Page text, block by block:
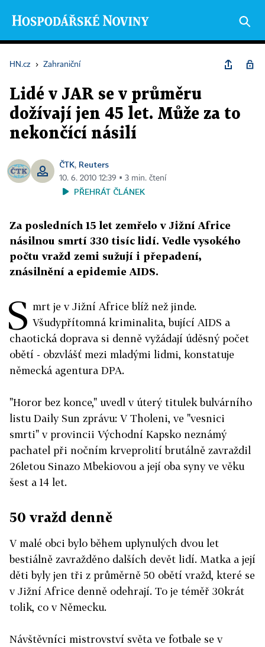
HN.cz › Zahraniční
Lidé v JAR se v průměru
dožívají jen 45 let. Může za to
nekončící násilí
ČTK, Reuters
10. 6. 2010 12:39 ▪ 3 min. čtení
PŘEHRÁT ČLÁNEK
Za posledních 15 let zemřelo v Jižní Africe
násilnou smrtí 330 tisíc lidí. Vedle vysokého
počtu vražd zemi sužují i přepadení,
znásilnění a epidemie AIDS.
S mrt je v Jižní Africe blíž než jinde.
Všudypřítomná kriminalita, bující AIDS a
chaotická doprava si denně vyžádají úděsný počet
obětí - obzvlášť mezi mladými lidmi, konstatuje
německá agentura DPA.
"Horor bez konce," uvedl v úterý titulek bulvárního
listu Daily Sun zprávu: V Tholeni, ve "vesnici
smrti" v provincii Východní Kapsko neznámý
pachatel při nočním krveprolití brutálně zavraždil
26letou Sinazo Mbekiovou a její oba syny ve věku
šest a 14 let.
50 vražd denně
V malé obci bylo během uplynulých dvou let
bestiálně zavražděno dalších devět lidí. Matka a její
děti byly jen tři z průměrně 50 obětí vražd, které se
v Jižní Africe denně odehrají. To je téměř 30krát
tolik, co v Německu.
Návštěvníci mistrovství světa ve fotbale se v